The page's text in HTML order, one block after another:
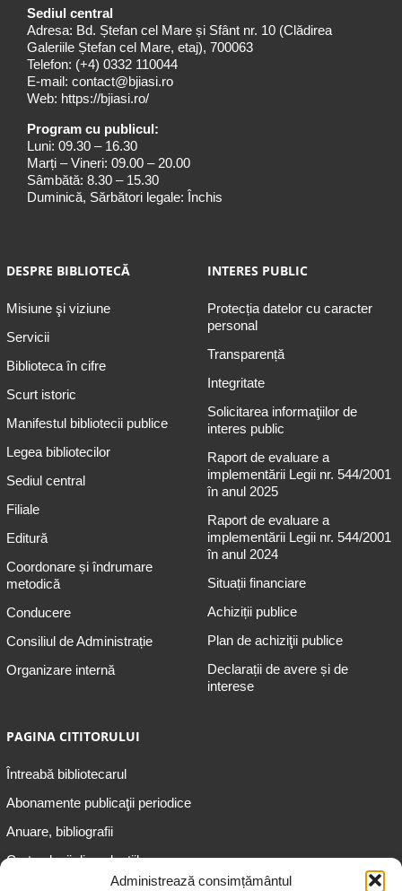
Administrează consimțământul
Sediul central
Adresa: Bd. Ștefan cel Mare și Sfânt nr. 10 (Clădirea
Galeriile Ștefan cel Mare, etaj), 700063
Telefon: (+4) 0332 110044
E-mail: contact@bjiasi.ro
Web: https://bjiasi.ro/
Program cu publicul:
Luni: 09.30 – 16.30
Marți – Vineri: 09.00 – 20.00
Sâmbătă: 8.30 – 15.30
Duminică, Sărbători legale: Închis
DESPRE BIBLIOTECĂ
Misiune şi viziune
Servicii
Biblioteca în cifre
Scurt istoric
Manifestul bibliotecii publice
Legea bibliotecilor
Sediul central
Filiale
Editură
Coordonare și îndrumare
metodică
Conducere
Consiliul de Administrație
Organizare internă
INTERES PUBLIC
Protecția datelor cu caracter
personal
Transparență
Integritate
Solicitarea informaţiilor de
interes public
Raport de evaluare a
implementării Legii nr. 544/2001
în anul 2025
Raport de evaluare a
implementării Legii nr. 544/2001
în anul 2024
Situații financiare
Achiziții publice
Plan de achiziţii publice
Declarații de avere și de
interese
PAGINA CITITORULUI
Întreabă bibliotecarul
Abonamente publicaţii periodice
Anuare, bibliografii
Cartea lunii din colecțiile